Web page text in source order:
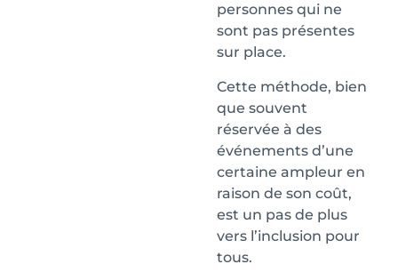
personnes qui ne
sont pas présentes
sur place.
Cette méthode, bien
que souvent
réservée à des
événements d’une
certaine ampleur en
raison de son coût,
est un pas de plus
vers l’inclusion pour
tous.